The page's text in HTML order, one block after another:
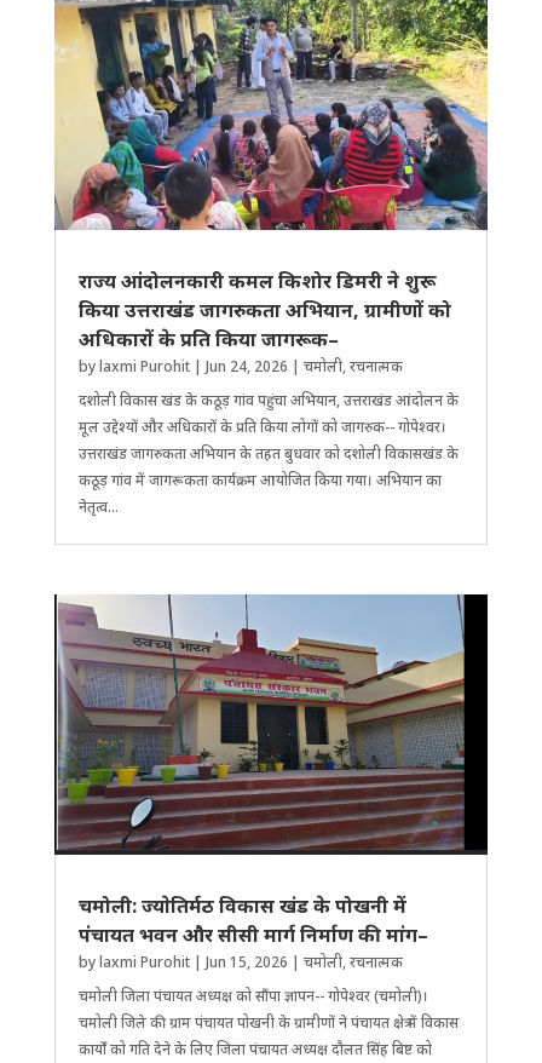
राज्य आंदोलनकारी कमल किशोर डिमरी ने शुरू
किया उत्तराखंड जागरुकता अभियान, ग्रामीणों को
अधिकारों के प्रति किया जागरूक–
bylaxmi Purohit| Jun 24, 2026 | चमोली,रचनात्मक
दशोली विकास खंड के कठूड़ गांव पहुंचा अ​भियान, उत्तराखंड आंदोलन के
मूल उद्देश्यों और ​अ​धिकारों के प्रति किया लोगों को जागरुक-- गोपेश्वर।
उत्तराखंड जागरुकता अभियान के तहत बुधवार को दशोली विकासखंड के
कठूड़ गांव में जागरूकता कार्यक्रम आयोजित किया गया। अभियान का
नेतृत्व...
चमोली: ज्याेतिर्मठ विकास खंड के पोखनी में
पंचायत भवन और सीसी मार्ग निर्माण की मांग–
bylaxmi Purohit| Jun 15, 2026 | चमोली,रचनात्मक
चमोली जिला पंचायत अध्यक्ष को सौंपा ज्ञापन-- गोपेश्वर (चमोली)।
चमोली जिले की ग्राम पंचायत पोखनी के ग्रामीणों ने पंचायत क्षेत्र में विकास
कार्यों को गति देने के लिए जिला पंचायत अध्यक्ष दौलत सिंह बिष्ट को